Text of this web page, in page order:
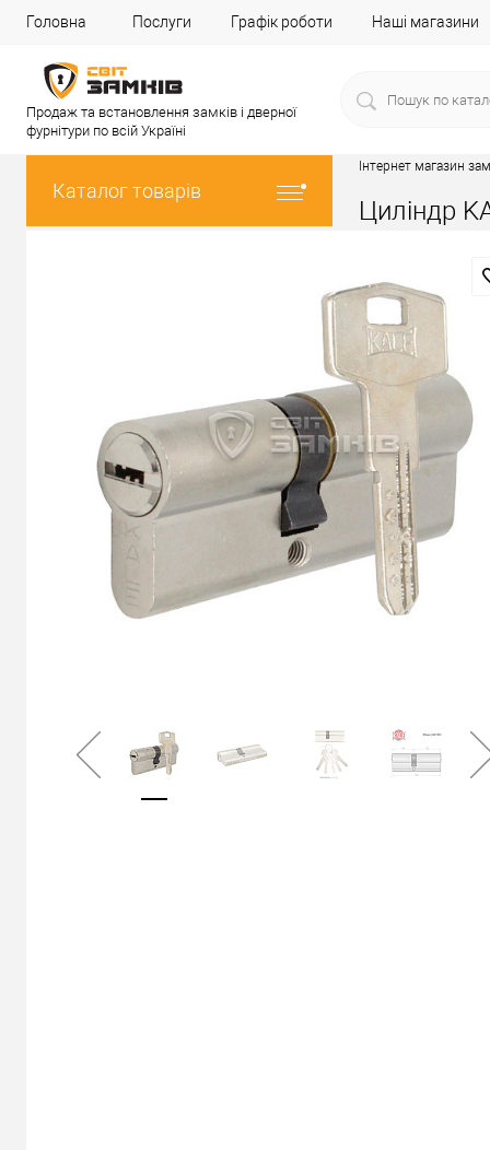
Головна Послуги Графік роботи Наші магазини
Продаж та встановлення замків і дверної
фурнітури по всій Україні
Каталог товарів
Інтернет магазин
Циліндр